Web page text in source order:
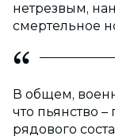
нетрезвым,
смертельное
В общем,
что пьянство
рядового